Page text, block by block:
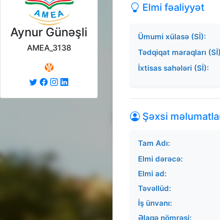
Aynur Günəşli
AMEA_3138
Elmi fəaliyyət
Ümumi xülasə (Sİ):
Tədqiqat maraqları
İxtisas sahələri (Sİ):
Şəxsi
Tam Adı:
Elmi dərəcə:
Elmi ad:
Təvəllüd:
İş ünvanı:
Əlaqə nömrəsi: